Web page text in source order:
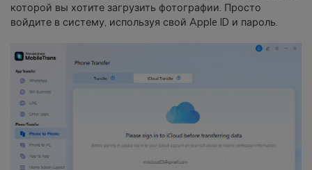
которой вы хотите загрузить фотографии. Просто
войдите в систему, используя свой Apple ID и пароль.